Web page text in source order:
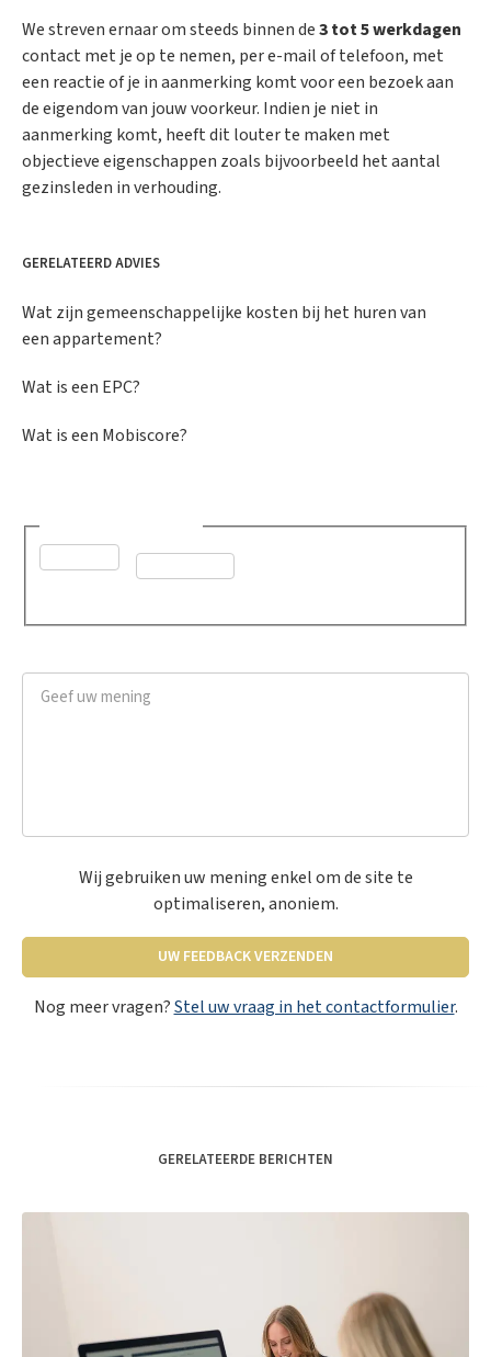
We streven ernaar om steeds binnen de3 tot 5 werkdagen
contact met je op te nemen, per e-mail of telefoon, met
een reactie of je in aanmerking komt voor een bezoek aan
de eigendom van jouw voorkeur. Indien je niet in
aanmerking komt, heeft dit louter te maken met
objectieve eigenschappen zoals bijvoorbeeld het aantal
gezinsleden in verhouding.
GERELATEERD ADVIES
Wat zijn gemeenschappelijke kosten bij het huren van
een appartement?
Wat is een EPC?
Wat is een Mobiscore?
Wij gebruiken uw mening enkel om de site te
optimaliseren, anoniem.
UW FEEDBACK VERZENDEN
Nog meer vragen?Stel uw vraag in het contactformulier.
GERELATEERDE BERICHTEN